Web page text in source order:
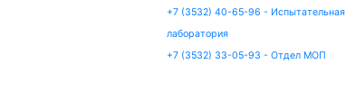
+7 (3532) 40-65-96 - Испытательная
лаборатория
+7 (3532) 33-05-93 - Отдел МОП